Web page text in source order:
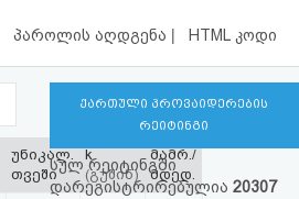
პაროლის აღდგენა | HTML კოდი
უნიკალ.
თვეში
k
(გუშინ)
მამრ./
მდედ.
ქართული პროვაიდერების
რეიტინგი
სულ რეიტინგში
დარეგისტრირებულია 20307